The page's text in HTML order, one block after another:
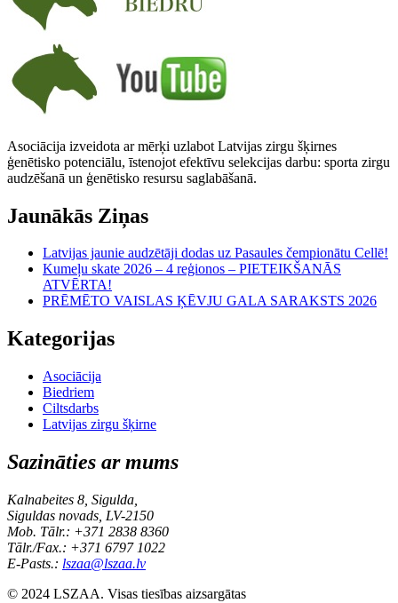
Asociācija izveidota ar mērķi uzlabot Latvijas zirgu šķirnes
ģenētisko potenciālu, īstenojot efektīvu selekcijas darbu: sporta zirgu
audzēšanā un ģenētisko resursu saglabāšanā.
Jaunākās Ziņas
Latvijas jaunie audzētāji dodas uz Pasaules čempionātu Cellē!
Kumeļu skate 2026 – 4 reģionos – PIETEIKŠANĀS
ATVĒRTA!
PRĒMĒTO VAISLAS ĶĒVJU GALA SARAKSTS 2026
Kategorijas
Asociācija
Biedriem
Ciltsdarbs
Latvijas zirgu šķirne
Sazināties ar mums
Kalnabeites 8, Sigulda,
Siguldas novads, LV-2150
Mob. Tālr.: +371 2838 8360
Tālr./Fax.: +371 6797 1022
E-Pasts.: lszaa@lszaa.lv
© 2024 LSZAA. Visas tiesības aizsargātas